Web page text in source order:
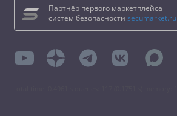
Партнёр первого маркетплейса
систем безопасности secumarket.ru